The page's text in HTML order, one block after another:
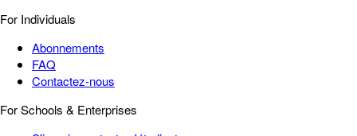
For Individuals
Abonnements
FAQ
Contactez-nous
For Schools & Enterprises